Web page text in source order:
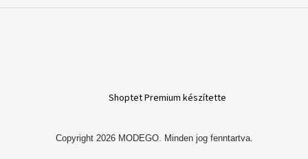
Kis
Shoptet Premium készítette
Copyright 2026 MODEGO. Minden jog fenntartva.